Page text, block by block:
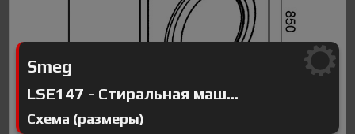
Smeg
LSE147 - Стиральная маш...
Схема (размеры)